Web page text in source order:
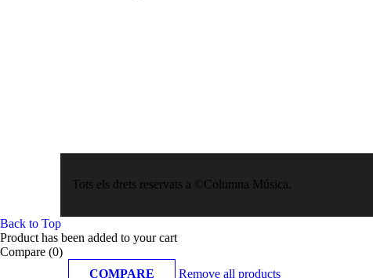
Tots els drets reservats a ©Columna Música.
Back to Top
Product has been added to your cart
Compare (0)
COMPARE
Remove all products